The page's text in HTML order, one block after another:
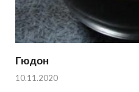
Гюдон
10.11.2020